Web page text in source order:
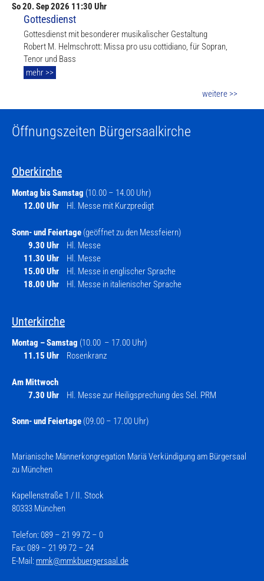
So20. Sep2026 11:30 Uhr
Gottesdienst
Gottesdienst mit besonderer musikalischer Gestaltung
Robert M. Helmschrott: Missa pro usu cottidiano, für Sopran,
Tenor und Bass
mehr >>
weitere >>
Öffnungszeiten Bürgersaalkirche
Oberkirche
Montag bis Samstag (10.00 – 14.00 Uhr)
12.00 Uhr
Hl. Messe mit Kurzpredigt
Sonn- und Feiertage (geöffnet zu den Messfeiern)
9.30 Uhr
Hl. Messe
11.30 Uhr
Hl. Messe
15.00 Uhr
Hl. Messe in englischer Sprache
18.00 Uhr
Hl. Messe in italienischer Sprache
Unterkirche
Montag – Samstag (10.00 – 17.00 Uhr)
11.15 Uhr
Rosenkranz
Am Mittwoch
7.30 Uhr
Hl. Messe zur Heiligsprechung des Sel. PRM
Sonn- und Feiertage (09.00 – 17.00 Uhr)
Marianische Männerkongregation Mariä Verkündigung am Bürgersaal
zu München
Kapellenstraße 1 / II. Stock
80333 München
Telefon: 089 – 21 99 72 – 0
Fax: 089 – 21 99 72 – 24
E-Mail: mmk@mmkbuergersaal.de